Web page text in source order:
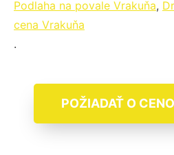
Podlaha na povale Vrakuňa,
cena Vrakuňa
.
POŽIADAŤ O